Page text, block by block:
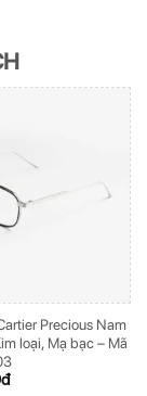
Precious Nam
loại, Mạ bạc – Mã
đ